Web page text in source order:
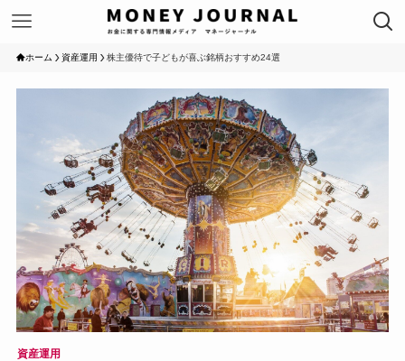
ホーム 資産運用 株主優待で子どもが喜ぶ銘柄おすすめ24選
資産運用